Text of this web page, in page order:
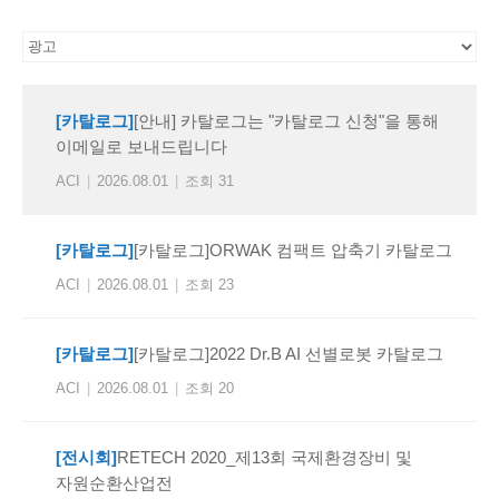
[카탈로그][안내] 카탈로그는 "카탈로그 신청"을 통해
이메일로 보내드립니다
ACI 2026.08.01 조회 31
[카탈로그][카탈로그]ORWAK 컴팩트 압축기 카탈로그
ACI 2026.08.01 조회 23
[카탈로그][카탈로그]2022 Dr.B AI 선별로봇 카탈로그
ACI 2026.08.01 조회 20
[전시회]RETECH 2020_제13회 국제환경장비 및
자원순환산업전